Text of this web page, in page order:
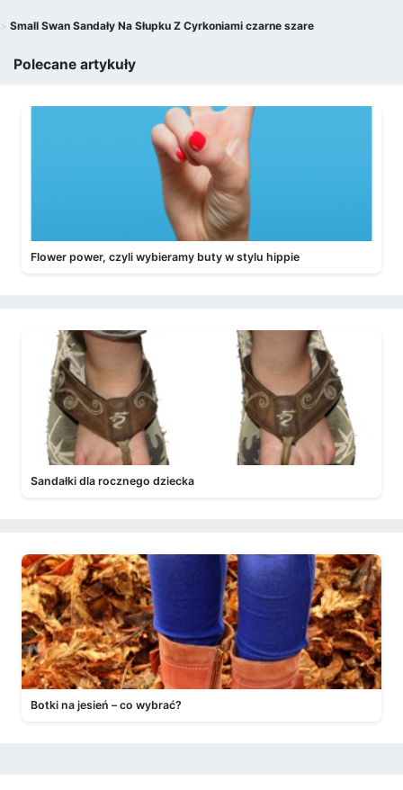
Small Swan Sandały Na Słupku Z Cyrkoniami czarne szare
Polecane artykuły
Flower power, czyli wybieramy buty w stylu hippie
Sandałki dla rocznego dziecka
Botki na jesień – co wybrać?